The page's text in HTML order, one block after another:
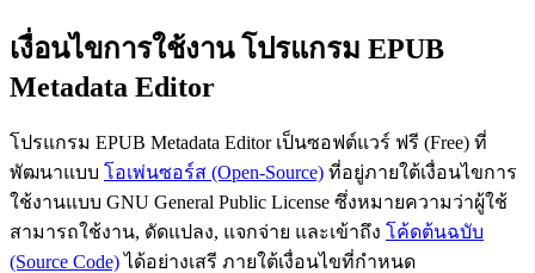
เงื่อนไขการใช้งาน โปรแกรม EPUB
Metadata Editor
โปรแกรม EPUB Metadata Editor เป็นซอฟต์แวร์ ฟรี (Free) ที่
พัฒนาแบบ โอเพ่นซอร์ส (Open-Source) ที่อยู่ภายใต้เงื่อนไขการ
ใช้งานแบบ GNU General Public License ซึ่งหมายความว่าผู้ใช้
สามารถใช้งาน, ดัดแปลง, แจกจ่าย และเข้าถึง โค้ดต้นฉบับ
(Source Code)ได้อย่างเสรี ภายใต้เงื่อนไขที่กำหนด